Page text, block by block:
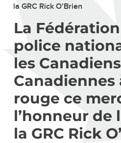
la GRC Rick O’Brien
La
police
les
rouge ce
l’honneur de
la GRC Rick